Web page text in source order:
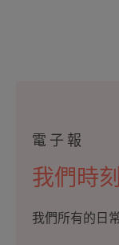
電子報
我們時
我們所有的日